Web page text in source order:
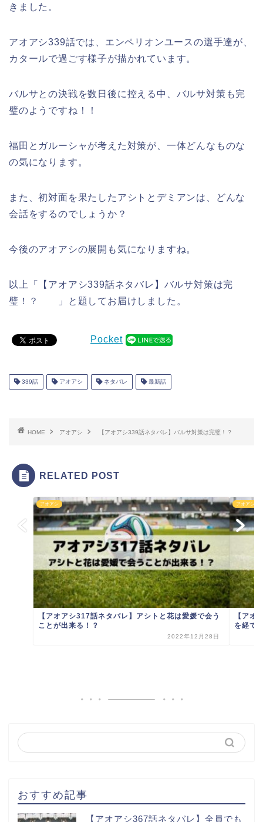
きました。
アオアシ339話では、エンペリオンユースの選手達が、
カタールで過ごす様子が描かれています。
バルサとの決戦を数日後に控える中、バルサ対策も完
璧のようですね！！
福田とガルーシャが考えた対策が、一体どんなものな
の気になります。
また、初対面を果たしたアシトとデミアンは、どんな
会話をするのでしょうか？
今後のアオアシの展開も気になりますね。
以上「【アオアシ339話ネタバレ】バルサ対策は完
璧！？ 」と題してお届けしました。
Pocket
339話 アオアシ ネタバレ 最新話
HOME アオアシ 【アオアシ339話ネタバレ】バルサ対策は完璧！？
RELATED POST
アオアシ
【アオアシ317話ネタバレ】アシトと花は愛媛で会う
ことが出来る！？
2022年12月28日
アオアシ
【アオ
を経て
おすすめ記事
【アオアシ367話ネタバレ】全員でも